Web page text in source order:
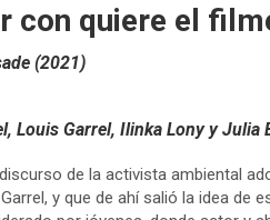
con quiere el
(2021)
Louis Garrel, Ilinka Lony yJulia
de la activista ambiental
y que de ahí salió la idea de